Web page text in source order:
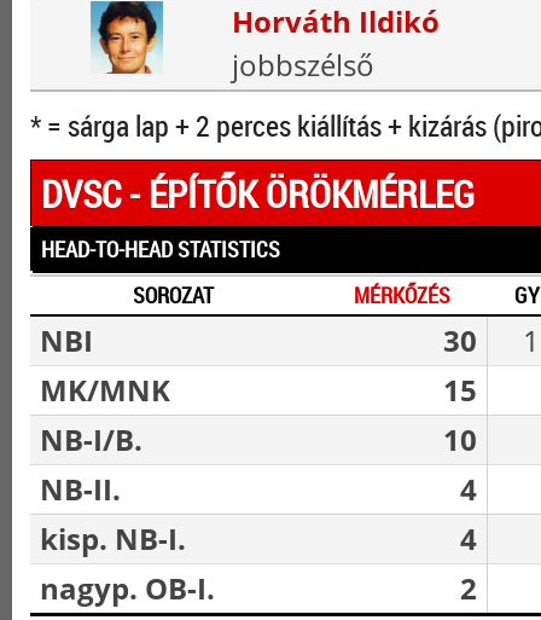
Horváth Ildikó
jobbszélső
* = sárga lap + 2 perces kiállítás + kizárás
DVSC - ÉPÍTŐK ÖRÖKMÉRLEG
HEAD-TO-HEAD STATISTICS
SOROZAT
MÉRKŐZÉS GY
NBI 30
MK/MNK
15
NB-I/B.
10
NB-II.
4
kisp. NB-I.
4
nagyp. OB-I.
2